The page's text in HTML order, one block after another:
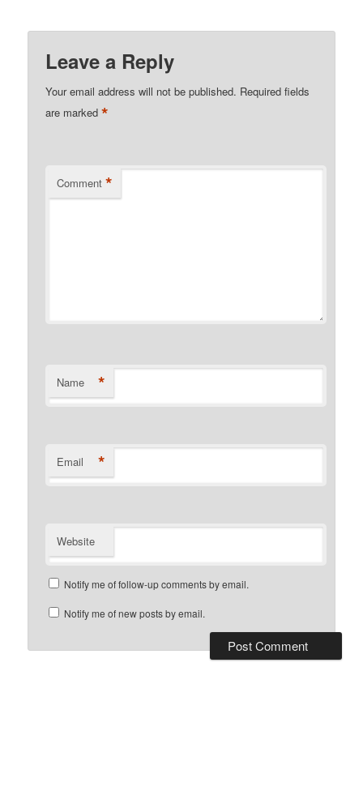
Leave a Reply
Your email address will not be published. Required fields
are marked*
Comment *
Name *
Email *
Website
Notify me of follow-up comments by email.
Notify me of new posts by email.